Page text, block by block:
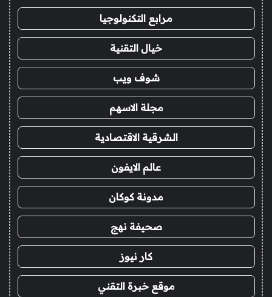
مرابع التكنولوجيا
خيال التقنية
شوف ويب
مجلة الاسهم
الشرقية الاقتصادية
عالم الايفون
مدونة كوكان
صحيفة نهج
كار نيوز
موقع خبرة التقني